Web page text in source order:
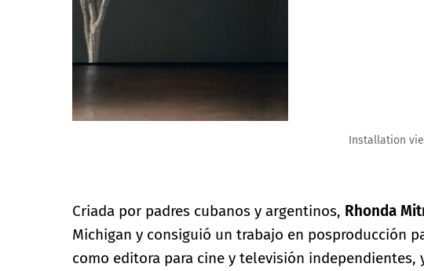
Installation views. “Natural Transcendence” at Oolite Arts. Photos
Criada por padres cubanos y argentinos, Rhonda
Michigan y consiguió un trabajo en posproducción
como editora para cine y televisión